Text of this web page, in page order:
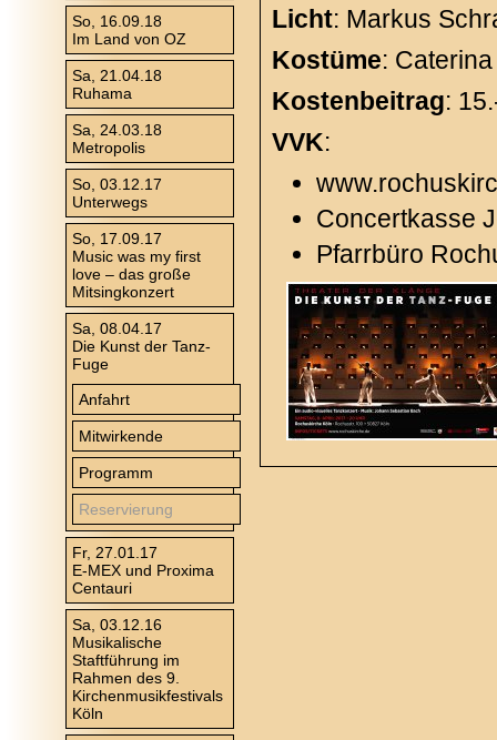
So, 16.09.18
Im Land von OZ
Sa, 21.04.18
Ruhama
Sa, 24.03.18
Metropolis
So, 03.12.17
Unterwegs
So, 17.09.17
Music was my first
love – das große
Mitsingkonzert
Sa, 08.04.17
Die Kunst der Tanz-
Fuge
Anfahrt
Mitwirkende
Programm
Reservierung
Fr, 27.01.17
E-MEX und Proxima
Centauri
Sa, 03.12.16
Musikalische
Staftführung im
Rahmen des 9.
Kirchenmusikfestivals
Köln
Licht: Markus
Kostüme:
Kostenbeitrag:
VVK:
Concertkasse
Pfarrbüro